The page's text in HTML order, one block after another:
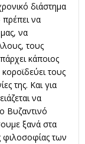
διάστημα
πρέπει να
να
τους
κάποιος
τους
της. Και για
να
Βυζαντινό
ξανά στα
φιλοσοφίας των